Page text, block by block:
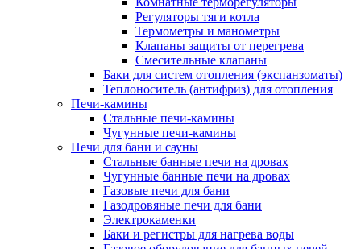
Регуляторы тяги котла
Термометры и манометры
Клапаны защиты от перегрева
Смесительные клапаны
Баки для систем отопления (экспанзоматы)
Теплоноситель (антифриз) для отопления
Печи-камины
Стальные печи-камины
Чугунные печи-камины
Печи для бани и сауны
Стальные банные печи на дровах
Чугунные банные печи на дровах
Газовые печи для бани
Газодровяные печи для бани
Электрокаменки
Баки и регистры для нагрева воды